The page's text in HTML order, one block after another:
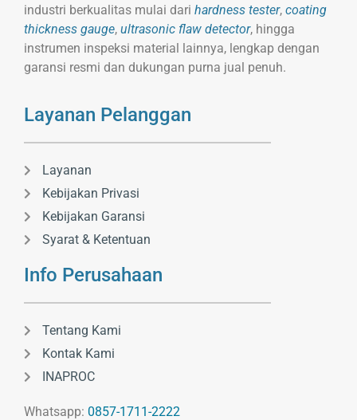
industri berkualitas mulai dari hardness tester, coating
thickness gauge, ultrasonic flaw detector, hingga
instrumen inspeksi material lainnya, lengkap dengan
garansi resmi dan dukungan purna jual penuh.
Layanan Pelanggan
Layanan
Kebijakan Privasi
Kebijakan Garansi
Syarat & Ketentuan
Info Perusahaan
Tentang Kami
Kontak Kami
INAPROC
Whatsapp: 0857-1711-2222